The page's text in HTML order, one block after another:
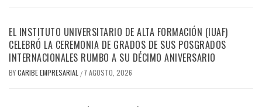
EL INSTITUTO UNIVERSITARIO DE ALTA FORMACIÓN (IUAF)
CELEBRÓ LA CEREMONIA DE GRADOS DE SUS POSGRADOS
INTERNACIONALES RUMBO A SU DÉCIMO ANIVERSARIO
BYCARIBE EMPRESARIAL / 7 AGOSTO, 2026